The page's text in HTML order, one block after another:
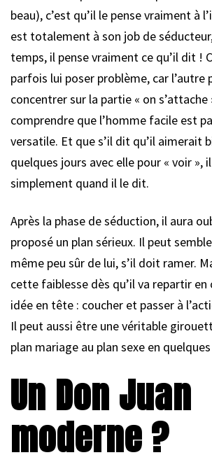
beau), c’est qu’il le pense vraiment à
est totalement à son job de
temps, il pense vraiment ce qu’il dit !
parfois lui poser problème, car l’autre
concentrer sur la partie « on s’attache
comprendre que l’homme facile est
versatile. Et que s’il dit qu’il aimerait
quelques jours avec elle pour « voir »,
simplement quand il le dit.
Après la phase de séduction, il aura
proposé un plan sérieux. Il peut
même peu sûr de lui, s’il doit ramer.
cette faiblesse dès qu’il va repartir en
idée en tête : coucher et passer à
Il peut aussi être une véritable
plan mariage au plan sexe en
Un Don Juan
moderne ?